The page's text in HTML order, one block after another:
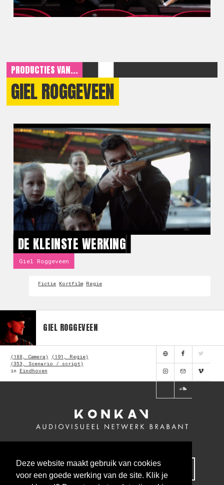
Deze website maakt gebruik van cookies
voor een goede werking van de site. Klik je
PRODUCTIES VAN...
GIEL ROGGEVEEN
DE KLEINSTE WERKING
Giel Roggeveen
Fictie Kortfilm Regie
GIEL ROGGEVEEN
(188, Camera)
(191, Regie)
(353, Scenario / script)
in
Eindhoven
MELD JE NU AAN VOOR ONZE NIEUWSBRIEF